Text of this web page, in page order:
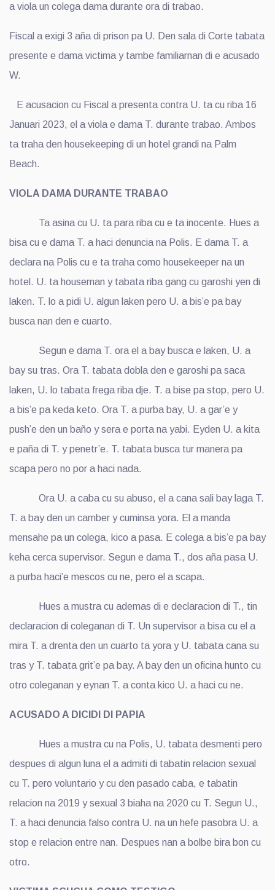
a viola un colega dama durante ora di trabao.
Fiscal a exigi 3 aña di prison pa U. Den sala di Corte tabata
presente e dama victima y tambe familiarnan di e acusado
W.
E acusacion cu Fiscal a presenta contra U. ta cu riba 16
Januari 2023, el a viola e dama T. durante trabao. Ambos
ta traha den housekeeping di un hotel grandi na Palm
Beach.
VIOLA DAMA DURANTE TRABAO
Ta asina cu U. ta para riba cu e ta inocente. Hues a
bisa cu e dama T. a haci denuncia na Polis. E dama T. a
declara na Polis cu e ta traha como housekeeper na un
hotel. U. ta houseman y tabata riba gang cu garoshi yen di
laken. T. lo a pidi U. algun laken pero U. a bis’e pa bay
busca nan den e cuarto.
Segun e dama T. ora el a bay busca e laken, U. a
bay su tras. Ora T. tabata dobla den e garoshi pa saca
laken, U. lo tabata frega riba dje. T. a bise pa stop, pero U.
a bis’e pa keda keto. Ora T. a purba bay, U. a gar’e y
push’e den un baño y sera e porta na yabi. Eyden U. a kita
e paña di T. y penetr’e. T. tabata busca tur manera pa
scapa pero no por a haci nada.
Ora U. a caba cu su abuso, el a cana sali bay laga T.
T. a bay den un camber y cuminsa yora. El a manda
mensahe pa un colega, kico a pasa. E colega a bis’e pa bay
keha cerca supervisor. Segun e dama T., dos aña pasa U.
a purba haci’e mescos cu ne, pero el a scapa.
Hues a mustra cu ademas di e declaracion di T., tin
declaracion di coleganan di T. Un supervisor a bisa cu el a
mira T. a drenta den un cuarto ta yora y U. tabata cana su
tras y T. tabata grit’e pa bay. A bay den un oficina hunto cu
otro coleganan y eynan T. a conta kico U. a haci cu ne.
ACUSADO A DICIDI DI PAPIA
Hues a mustra cu na Polis, U. tabata desmenti pero
despues di algun luna el a admiti di tabatin relacion sexual
cu T. pero voluntario y cu den pasado caba, e tabatin
relacion na 2019 y sexual 3 biaha na 2020 cu T. Segun U.,
T. a haci denuncia falso contra U. na un hefe pasobra U. a
stop e relacion entre nan. Despues nan a bolbe bira bon cu
otro.